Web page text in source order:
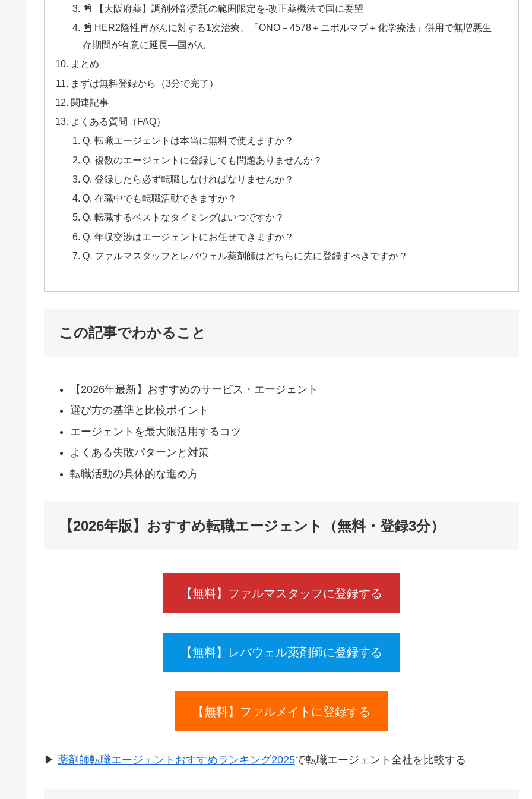
📰 【大阪府薬】調剤外部委託の範囲限定を‐改正薬機法で国に要望
📰 HER2陰性胃がんに対する1次治療、「ONO－4578＋ニボルマブ＋化学療法」併用で無増悪生
存期間が有意に延長—国がん
まとめ
まずは無料登録から（3分で完了）
関連記事
よくある質問（FAQ）
Q. 転職エージェントは本当に無料で使えますか？
Q. 複数のエージェントに登録しても問題ありませんか？
Q. 登録したら必ず転職しなければなりませんか？
Q. 在職中でも転職活動できますか？
Q. 転職するベストなタイミングはいつですか？
Q. 年収交渉はエージェントにお任せできますか？
Q. ファルマスタッフとレバウェル薬剤師はどちらに先に登録すべきですか？
この記事でわかること
【2026年最新】おすすめのサービス・エージェント
選び方の基準と比較ポイント
エージェントを最大限活用するコツ
よくある失敗パターンと対策
転職活動の具体的な進め方
【2026年版】おすすめ転職エージェント（無料・登録3分）
【無料】ファルマスタッフに登録する
【無料】レバウェル薬剤師に登録する
【無料】ファルメイトに登録する
▶ 薬剤師転職エージェントおすすめランキング2025で転職エージェント全社を比較する